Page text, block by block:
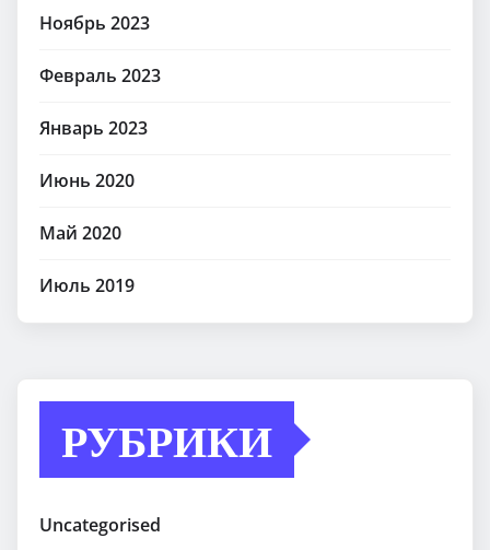
Ноябрь 2023
Февраль 2023
Январь 2023
Июнь 2020
Май 2020
Июль 2019
РУБРИКИ
Uncategorised